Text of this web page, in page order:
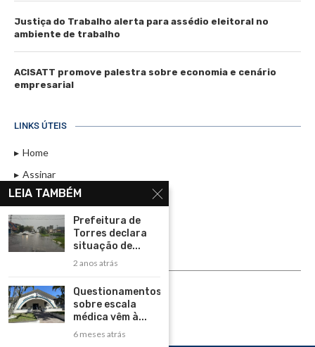
Justiça do Trabalho alerta para assédio eleitoral no
ambiente de trabalho
ACISATT promove palestra sobre economia e cenário
empresarial
LINKS ÚTEIS
Home
Assinar
Contato
Política de Privacidade
Rádio Maristela - Ao Vivo
ASSINE
LEIA TAMBÉM
Prefeitura de
Torres declara
situação de...
2 anos atrás
Questionamentos
sobre escala
médica vêm à...
6 meses atrás